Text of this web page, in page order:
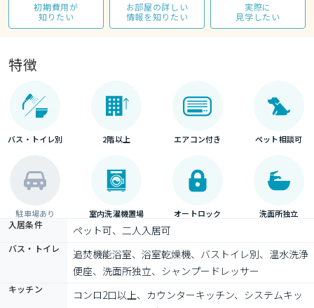
初期費用が
知りたい
お部屋の詳しい
情報を知りたい
実際に
見学したい
特徴
バス・トイレ別 2階以上 エアコン付き ペット相談可
駐車場あり 室内洗濯機置場 オートロック 洗面所独立
入居条件 ペット可、二人入居可
バス・トイレ
追焚機能浴室、浴室乾燥機、バストイレ別、温水洗浄
便座、洗面所独立、シャンプードレッサー
キッチン
コンロ2口以上、カウンターキッチン、システムキッ